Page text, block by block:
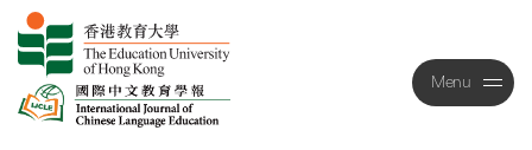
Menu
Close